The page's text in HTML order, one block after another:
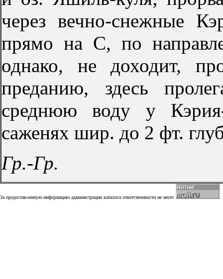
через вечно-снежные
прямо на С, по
однако, не доходит,
преданию, здесь
среднюю воду у
саженях шир. до 2 фт.
Гр.-Гр.
За предоставленную информацию администрация каталога ответственности не несет